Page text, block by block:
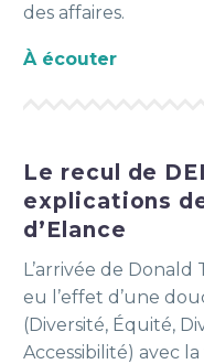
des affaires.
À écouter
Le recul de
explications
d’Elance
L’arrivée de
eu l’effet d’une
(Diversité, Équité,
Accessibilité) avec